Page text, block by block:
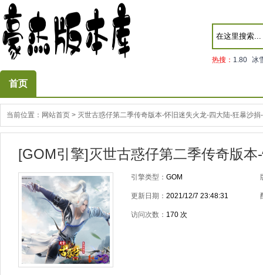
热搜： 1.80 冰
首页
当前位置： 网站首页 > 灭世古惑仔第二季传奇版本-怀旧迷失火龙-四大陆-狂暴沙
[GOM引擎]灭世古惑仔第二季传奇版
引擎类型： GOM
更新日期： 2021/12/7 23:48:31
访问次数： 170 次